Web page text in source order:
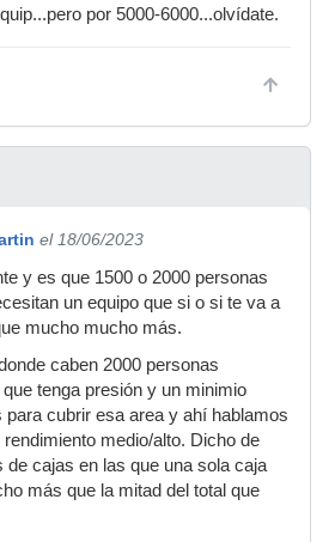
por 5000-6000...olvídate.
el 18/06/2023
y es que 1500 o 2000 personas
un equipo que si o si te va a
mucho mucho más.
caben 2000 personas
tenga presión y un minimio
para cubrir esa area y ahí hablamos
medio/alto. Dicho de
de cajas en las que una sola caja
más que la mitad del total que